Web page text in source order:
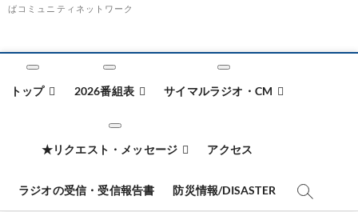
ばコミュニティネットワーク
トップ 2026番組表 サイマルラジオ・CM
★リクエスト・メッセージ アクセス
ラジオの受信・受信報告書 防災情報/DISASTER